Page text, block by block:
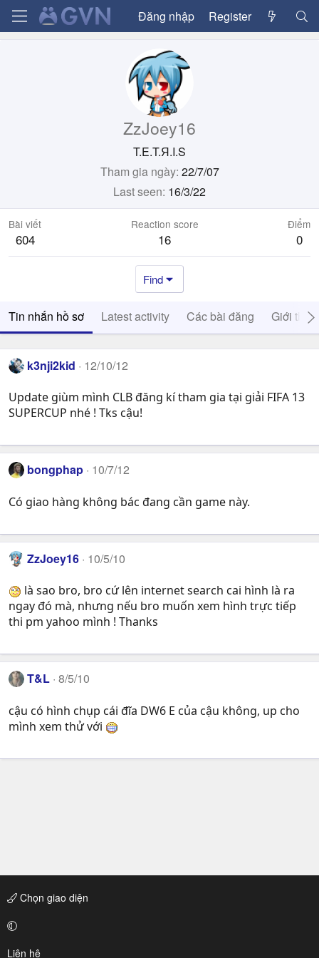
Đăng nhập Register
ZzJoey16
T.E.T.Я.I.S
Tham gia ngày 22/7/07
Last seen 16/3/22
Bài viết
604
Reaction score
16
Điểm
0
Find
Tin nhắn hồ sơ Latest activity Các bài đăng Giới thiệu
k3nji2kid 12/10/12
Update giùm mình CLB đăng kí tham gia tại giải FIFA 13
SUPERCUP nhé ! Tks cậu!
bongphap 10/7/12
Có giao hàng không bác đang cần game này.
ZzJoey16 10/5/10
là sao bro, bro cứ lên internet search cai hình là ra
ngay đó mà, nhưng nếu bro muốn xem hình trực tiếp
thi pm yahoo mình ! Thanks
T&L 8/5/10
cậu có hình chụp cái đĩa DW6 E của cậu không, up cho
mình xem thử với
Chọn giao diện
Liên hệ